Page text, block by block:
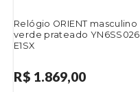
Relógio ORIENT masculino
verde prateado YN6SS026
E1SX
R$ 1.869,00